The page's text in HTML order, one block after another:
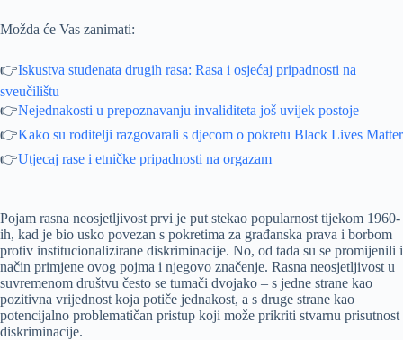
Možda će Vas zanimati:
👉Iskustva studenata drugih rasa: Rasa i osjećaj pripadnosti na
sveučilištu
👉Nejednakosti u prepoznavanju invaliditeta još uvijek postoje
👉Kako su roditelji razgovarali s djecom o pokretu Black Lives Matter
👉Utjecaj rase i etničke pripadnosti na orgazam
Pojam rasna neosjetljivost prvi je put stekao popularnost tijekom 1960-
ih, kad je bio usko povezan s pokretima za građanska prava i borbom
protiv institucionalizirane diskriminacije. No, od tada su se promijenili i
način primjene ovog pojma i njegovo značenje. Rasna neosjetljivost u
suvremenom društvu često se tumači dvojako – s jedne strane kao
pozitivna vrijednost koja potiče jednakost, a s druge strane kao
potencijalno problematičan pristup koji može prikriti stvarnu prisutnost
diskriminacije.